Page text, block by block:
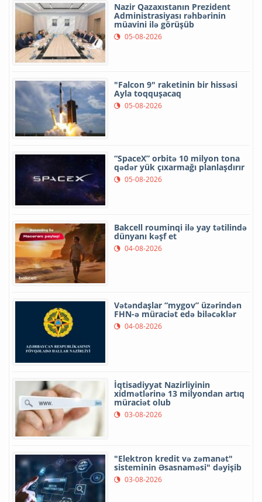
Nazir Qazaxıstanın Prezident
Administrasiyası rəhbərinin
müavini ilə görüşüb
05-08-2026
"Falcon 9" raketinin bir hissəsi
Ayla toqquşacaq
05-08-2026
“SpaceX” orbitə 10 milyon tona
qədər yük çıxarmağı planlaşdırır
05-08-2026
Bakcell rouminqi ilə yay tətilində
dünyanı kəşf et
04-08-2026
Vətəndaşlar “mygov” üzərindən
FHN-ə müraciət edə biləcəklər
04-08-2026
İqtisadiyyat Nazirliyinin
xidmətlərinə 13 milyondan artıq
müraciət olub
03-08-2026
"Elektron kredit və zəmanət"
sisteminin Əsasnaməsi" dəyişib
03-08-2026